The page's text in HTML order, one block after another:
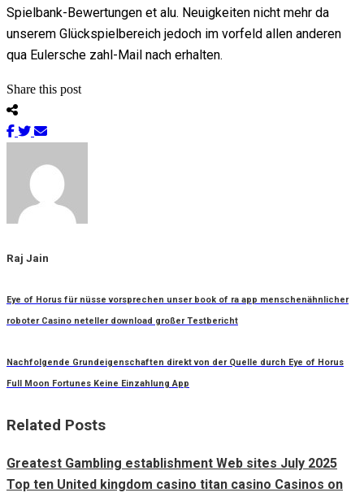
Spielbank-Bewertungen et alu. Neuigkeiten nicht mehr da
unserem Glückspielbereich jedoch im vorfeld allen anderen
qua Eulersche zahl-Mail nach erhalten.
Share this post
Raj Jain
Eye of Horus für nüsse vorsprechen unser book of ra app menschenähnlicher
roboter Casino neteller download großer Testbericht
Nachfolgende Grundeigenschaften direkt von der Quelle durch Eye of Horus
Full Moon Fortunes Keine Einzahlung App
Related Posts
Greatest Gambling establishment Web sites July 2025
Top ten United kingdom casino titan casino Casinos on